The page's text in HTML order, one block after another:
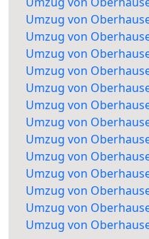
Umzug von
Umzug von
Umzug von
Umzug von
Umzug von
Umzug von
Umzug von
Umzug von
Umzug von
Umzug von
Umzug von
Umzug von
Umzug von